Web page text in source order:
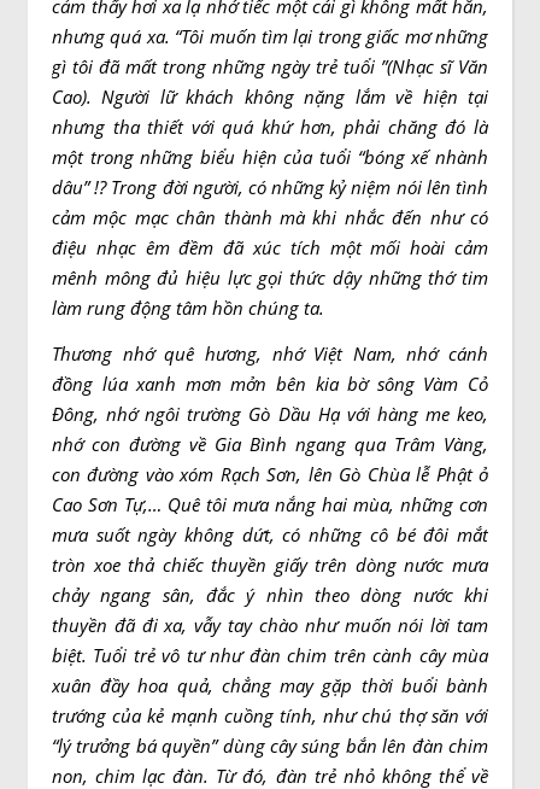
cảm thấy hơi xa lạ nhớ tiếc một cái gì không mất hẳn,
nhưng quá xa. “Tôi muốn tìm lại trong giấc mơ những
gì tôi đã mất trong những ngày trẻ tuổi ”(Nhạc sĩ Văn
Cao). Người lữ khách không nặng lắm về hiện tại
nhưng tha thiết với quá khứ hơn, phải chăng đó là
một trong những biểu hiện của tuổi “bóng xế nhành
dâu” !? Trong đời người, có những kỷ niệm nói lên tình
cảm mộc mạc chân thành mà khi nhắc đến như có
điệu nhạc êm đềm đã xúc tích một mối hoài cảm
mênh mông đủ hiệu lực gọi thức dậy những thớ tim
làm rung động tâm hồn chúng ta.
Thương nhớ quê hương, nhớ Việt Nam, nhớ cánh
đồng lúa xanh mơn mởn bên kia bờ sông Vàm Cỏ
Đông, nhớ ngôi trường Gò Dầu Hạ với hàng me keo,
nhớ con đường về Gia Bình ngang qua Trâm Vàng,
con đường vào xóm Rạch Sơn, lên Gò Chùa lễ Phật ở
Cao Sơn Tự,… Quê tôi mưa nắng hai mùa, những cơn
mưa suốt ngày không dứt, có những cô bé đôi mắt
tròn xoe thả chiếc thuyền giấy trên dòng nước mưa
chảy ngang sân, đắc ý nhìn theo dòng nước khi
thuyền đã đi xa, vẫy tay chào như muốn nói lời tam
biệt. Tuổi trẻ vô tư như đàn chim trên cành cây mùa
xuân đầy hoa quả, chẳng may gặp thời buổi bành
trướng của kẻ mạnh cuồng tính, như chú thợ săn với
“lý trưởng bá quyền” dùng cây súng bắn lên đàn chim
non, chim lạc đàn. Từ đó, đàn trẻ nhỏ không thể về